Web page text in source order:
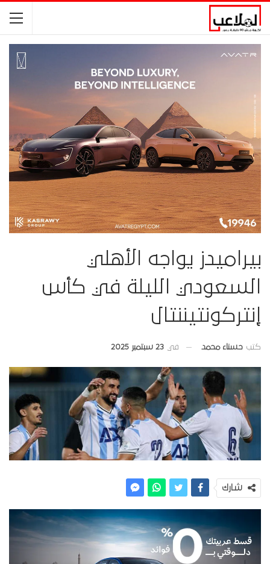
بيراميدز يواجه الأهلي
السعودي الليلة في كأس
إنتركونتيننتال
كتب حسناء محمد في 23 سبتمبر 2025
شارك